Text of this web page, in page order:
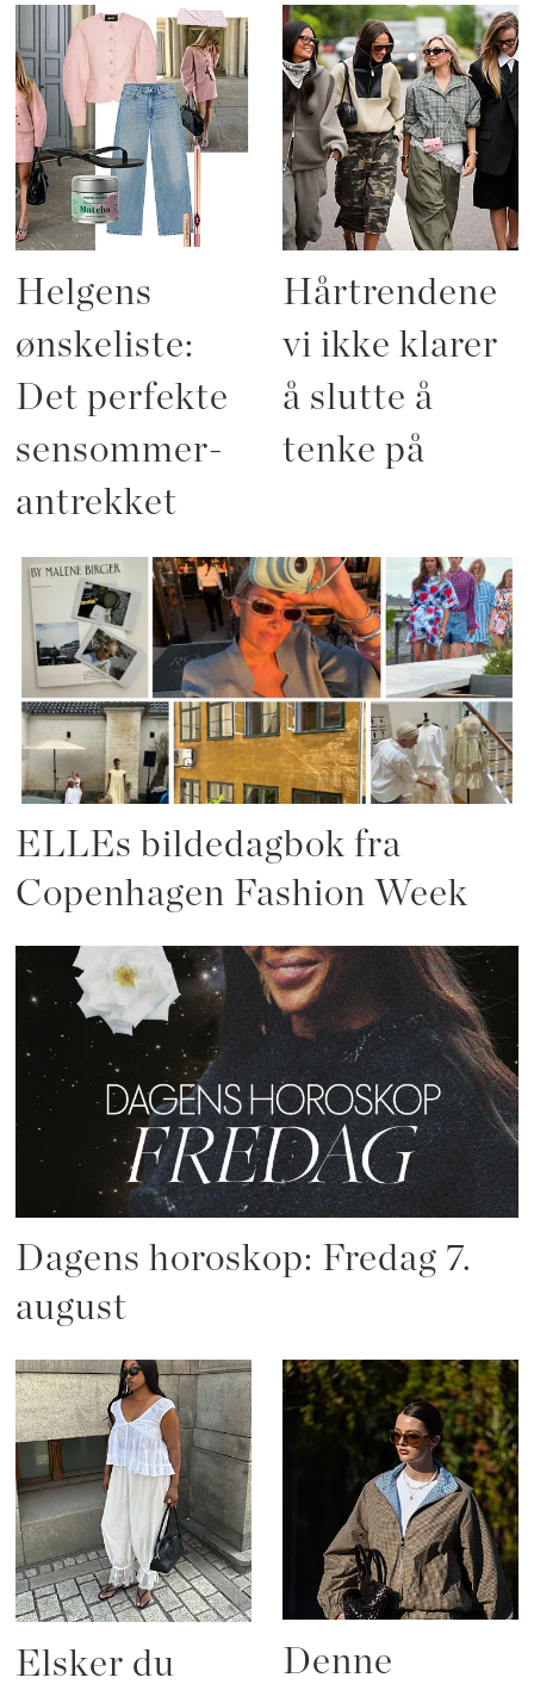
Helgens
ønskeliste:
Det perfekte
sensommer-
antrekket
Hårtrendene
vi ikke klarer
å slutte å
tenke på
ELLEs bildedagbok fra
Copenhagen Fashion Week
Dagens horoskop: Fredag 7.
august
Elsker du Denne